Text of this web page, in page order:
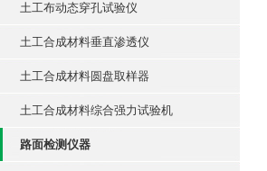
土工布动态穿孔试验仪
土工合成材料垂直渗透仪
土工合成材料圆盘取样器
土工合成材料综合强力试验机
路面检测仪器